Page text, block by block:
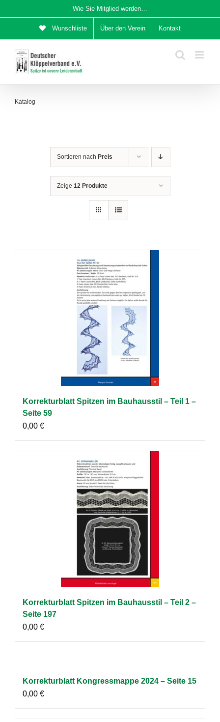
Inhalt
Wie Sie Mitglied werden…
Wunschliste Über den Verein Kontakt
Katalog
Sortieren nach Preis
Zeige 12 Produkte
Korrekturblatt Spitzen im Bauhausstil – Teil 1 –
Seite 59
0,00 €
Korrekturblatt Spitzen im Bauhausstil – Teil 2 –
Seite 197
0,00 €
Korrekturblatt Kongressmappe 2024 – Seite 15
0,00 €